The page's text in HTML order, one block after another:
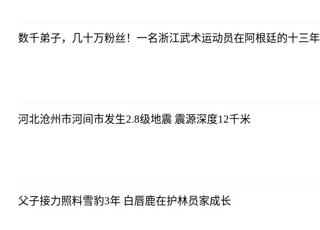
数千弟子，几十万粉丝！一名浙江武术运动员在阿根廷的十三年
河北沧州市河间市发生2.8级地震 震源深度12千米
父子接力照料雪豹3年 白唇鹿在护林员家成长